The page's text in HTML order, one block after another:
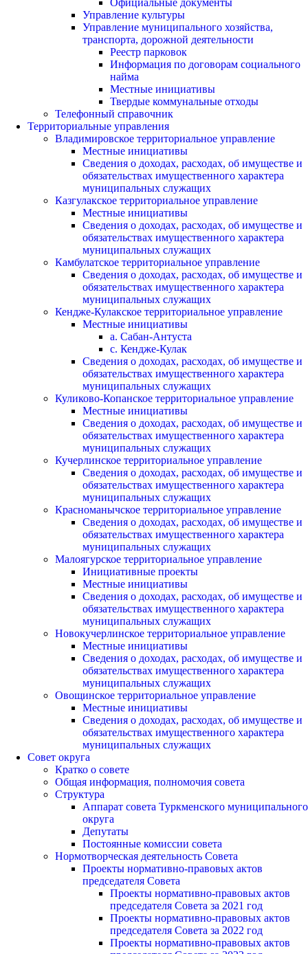
Управление культуры
Управление муниципального хозяйства,
транспорта, дорожной деятельности
Реестр парковок
Информация по договорам социального
найма
Местные инициативы
Твердые коммунальные отходы
Телефонный справочник
Территориальные управления
Владимировское территориальное управление
Местные инициативы
Сведения о доходах, расходах, об имуществе и
обязательствах имущественного характера
муниципальных служащих
Казгулакское территориальное управление
Местные инициативы
Сведения о доходах, расходах, об имуществе и
обязательствах имущественного характера
муниципальных служащих
Камбулатское территориальное управление
Сведения о доходах, расходах, об имуществе и
обязательствах имущественного характера
муниципальных служащих
Кендже-Кулакское территориальное управление
Местные инициативы
а. Сабан-Антуста
с. Кендже-Кулак
Сведения о доходах, расходах, об имуществе и
обязательствах имущественного характера
муниципальных служащих
Куликово-Копанское территориальное управление
Местные инициативы
Сведения о доходах, расходах, об имуществе и
обязательствах имущественного характера
муниципальных служащих
Кучерлинское территориальное управление
Сведения о доходах, расходах, об имуществе и
обязательствах имущественного характера
муниципальных служащих
Красноманычское территориальное управление
Сведения о доходах, расходах, об имуществе и
обязательствах имущественного характера
муниципальных служащих
Малоягурское территориальное управление
Инициативные проекты
Местные инициативы
Сведения о доходах, расходах, об имуществе и
обязательствах имущественного характера
муниципальных служащих
Новокучерлинское территориальное управление
Местные инициативы
Сведения о доходах, расходах, об имуществе и
обязательствах имущественного характера
муниципальных служащих
Овощинское территориальное управление
Местные инициативы
Сведения о доходах, расходах, об имуществе и
обязательствах имущественного характера
муниципальных служащих
Совет округа
Кратко о совете
Общая информация, полномочия совета
Структура
Аппарат совета Туркменского муниципального
округа
Депутаты
Постоянные комиссии совета
Нормотворческая деятельность Совета
Проекты нормативно-правовых актов
председателя Cовета
Проекты нормативно-правовых актов
председателя Cовета за 2021 год
Проекты нормативно-правовых актов
председателя Cовета за 2022 год
Проекты нормативно-правовых актов